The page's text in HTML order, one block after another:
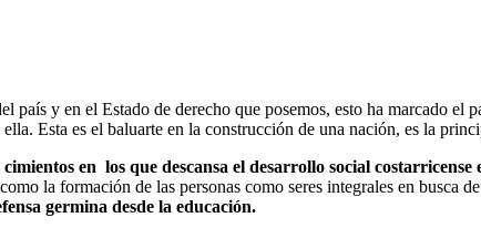
y en el Estado de derecho que posemos, esto ha marcado el
Esta es el baluarte en la construcción de una nación, es la
en los que descansa el desarrollo social
la formación de las personas como seres integrales en busca
germina desde la educación.